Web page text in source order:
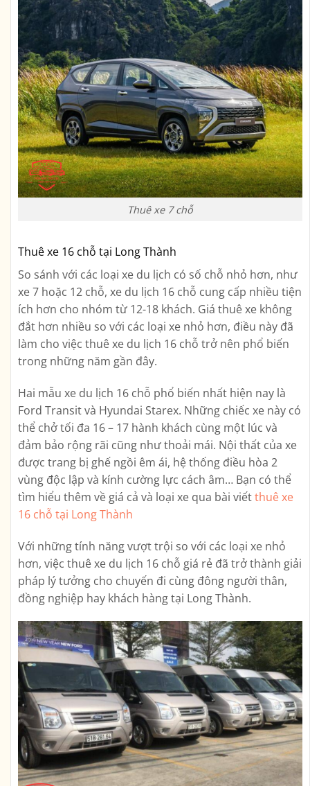
Thuê xe 7 chỗ
Thuê xe 16 chỗ tại Long Thành
So sánh với các loại xe du lịch có số chỗ nhỏ hơn, như
xe 7 hoặc 12 chỗ, xe du lịch 16 chỗ cung cấp nhiều tiện
ích hơn cho nhóm từ 12-18 khách. Giá thuê xe không
đắt hơn nhiều so với các loại xe nhỏ hơn, điều này đã
làm cho việc thuê xe du lịch 16 chỗ trở nên phổ biến
trong những năm gần đây.
Hai mẫu xe du lịch 16 chỗ phổ biến nhất hiện nay là
Ford Transit và Hyundai Starex. Những chiếc xe này có
thể chở tối đa 16 – 17 hành khách cùng một lúc và
đảm bảo rộng rãi cũng như thoải mái. Nội thất của xe
được trang bị ghế ngồi êm ái, hệ thống điều hòa 2
vùng độc lập và kính cường lực cách âm… Bạn có thể
tìm hiểu thêm về giá cả và loại xe qua bài viếtthuê xe
16 chỗ tại Long Thành
Với những tính năng vượt trội so với các loại xe nhỏ
hơn, việc thuê xe du lịch 16 chỗ giá rẻ đã trở thành giải
pháp lý tưởng cho chuyến đi cùng đông người thân,
đồng nghiệp hay khách hàng tại Long Thành.